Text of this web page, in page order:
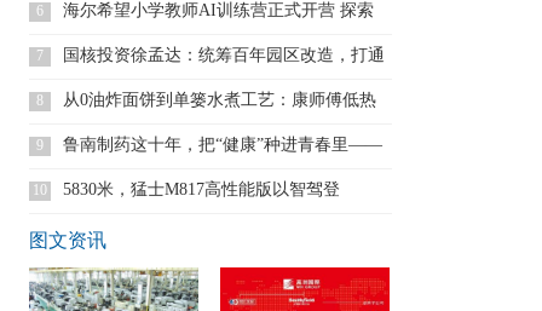
6 海尔希望小学教师AI训练营正式开营 探索
7
国核投资徐孟达：统筹百年园区改造，打通
资
8
从0油炸面饼到单篓水煮工艺：康师傅低热
量
9 鲁南制药这十年，把“健康”种进青春里——
10 5830米，猛士M817高性能版以智驾登
图文资讯